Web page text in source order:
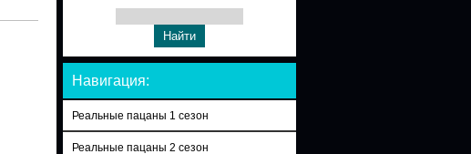
Навигация:
Реальные пацаны 1 сезон
Реальные пацаны 2 сезон